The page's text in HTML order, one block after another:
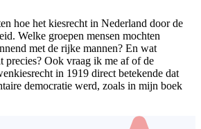
hoe het kiesrecht in Nederland door de
Welke groepen mensen mochten
met de rijke mannen? En wat
precies? Ook vraag ik me af of de
in 1919 direct betekende dat
democratie werd, zoals in mijn boek